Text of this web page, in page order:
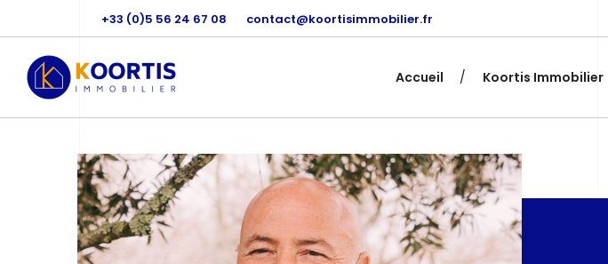
+33 (0)5 56 24 67 08 contact@koortisimmobilier.fr
Accueil Koortis Immobilier